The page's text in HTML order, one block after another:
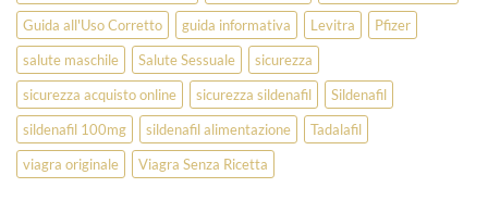
Guida all'Uso Corretto
guida informativa Levitra
Pfizer
salute maschile
Salute Sessuale
sicurezza
sicurezza acquisto online
sicurezza sildenafil
Sildenafil
sildenafil 100mg
sildenafil alimentazione
Tadalafil
viagra originale
Viagra Senza Ricetta